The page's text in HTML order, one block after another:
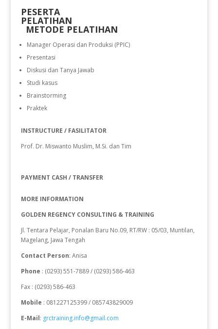
PESERTA
PELATIHAN
METODE PELATIHAN
Manager Operasi dan Produksi (PPIC)
Presentasi
Diskusi dan Tanya Jawab
Studi kasus
Brainstorming
Praktek
INSTRUCTURE / FASILITATOR
Prof. Dr. Miswanto Muslim, M.Si. dan Tim
PAYMENT CASH / TRANSFER
MORE INFORMATION
GOLDEN REGENCY CONSULTING & TRAINING
Jl. Tentara Pelajar, Ponalan Baru No.09, RT/RW : 05/03, Muntilan,
Magelang, Jawa Tengah
Contact Person: Anisa
Phone : (0293) 551-7889 / (0293) 586-463
Fax : (0293) 586-463
Mobile : 081227125399 / 085743829009
E-Mail: grctraining.info@gmail.com